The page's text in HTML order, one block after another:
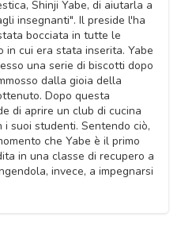
Shinji Yabe, di aiutarla a
insegnanti". Il preside l'ha
bocciata in tutte le
in cui era stata inserita. Yabe
una serie di biscotti dopo
dalla gioia della
Dopo questa
di aprire un club di cucina
suoi studenti. Sentendo ciò,
che Yabe è il primo
in una classe di recupero a
invece, a impegnarsi